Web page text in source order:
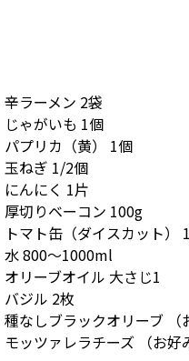
辛ラーメン 2袋
じゃがいも 1個
パプリカ（黄） 1個
玉ねぎ 1/2個
にんにく 1片
厚切りベーコン 100g
トマト缶（ダイスカット）
水 800～1000ml
オリーブオイル 大さじ1
バジル 2枚
種なしブラックオリーブ （
モッツァレラチーズ （お好